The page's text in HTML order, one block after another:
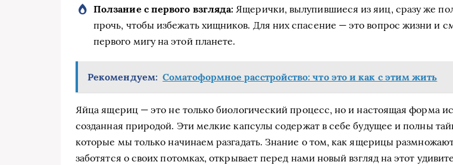
Ползание с первого взгляда: Ящерички, вылупившиеся из яиц, сразу же
прочь, чтобы избежать хищников. Для них спасение — это вопрос жизни и
первого мигу на этой планете.
Рекомендуем: Соматоформное расстройство: что это и как с этим жить
Яйца ящериц — это не только биологический процесс, но и настоящая форма
созданная природой. Эти мелкие капсулы содержат в себе будущее и полны
которые мы только начинаем разгадать. Знание о том, как ящерицы
заботятся о своих потомках, открывает перед нами новый взгляд на этот